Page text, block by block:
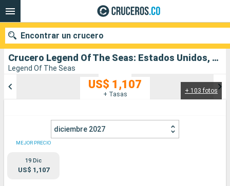
Crucero Legend Of The Seas: Estados Unidos, Bahamas salida desde Fort Lauderdale
Legend Of The Seas
+ 103 fotos
US$ 1,107
+ Tasas
diciembre 2027
MEJOR PRECIO
19 Dic
US$ 1,107
Encontrar un crucero
Puertos Compañías